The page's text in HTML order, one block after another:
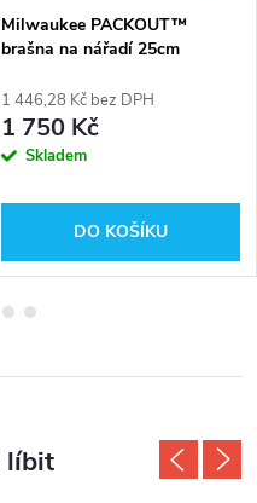
Milwaukee PACKOUT™
brašna na nářadí 25cm
1 446,28 Kč bez DPH
1 750 Kč
Skladem
DO KOŠÍKU